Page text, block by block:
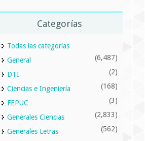
Categorías
Todas las categorías
General
(6,487)
DTI (2)
Ciencias e Ingeniería (168)
FEPUC (3)
Generales Ciencias (2,833)
Generales Letras (562)